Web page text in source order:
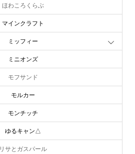
ほわころくらぶ
マインクラフト
ミッフィー
ミニオンズ
モフサンド
モルカー
モンチッチ
ゆるキャン△
リサとガスパール